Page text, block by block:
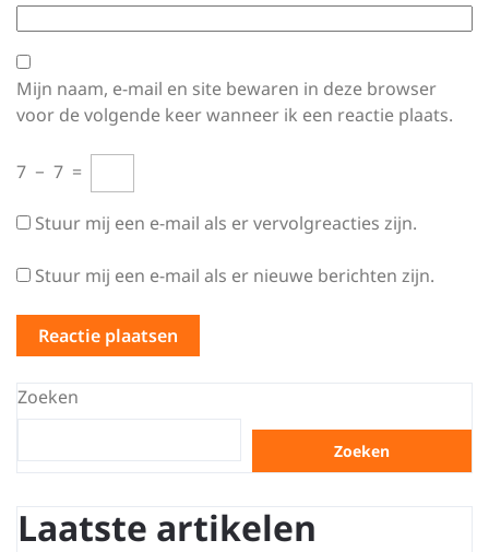
Mijn naam, e-mail en site bewaren in deze browser
voor de volgende keer wanneer ik een reactie plaats.
7 − 7 =
Stuur mij een e-mail als er vervolgreacties zijn.
Stuur mij een e-mail als er nieuwe berichten zijn.
Zoeken
Zoeken
Laatste artikelen